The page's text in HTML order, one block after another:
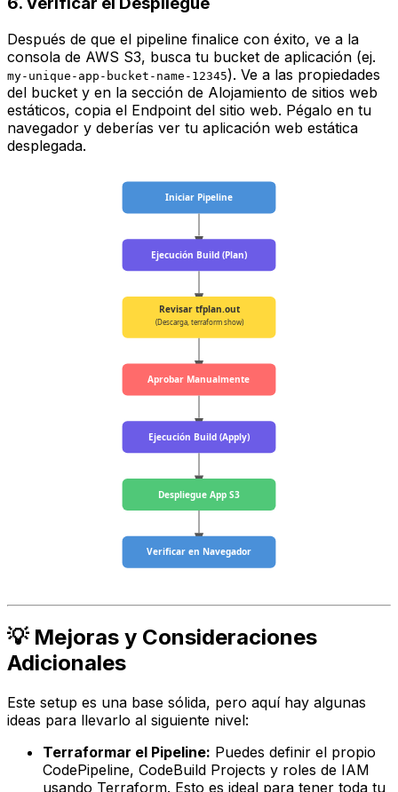
Después de que el pipeline finalice con éxito, ve a la
consola de AWS S3, busca tu bucket de aplicación (ej.
my-unique-app-bucket-name-12345). Ve a las propiedades
del bucket y en la sección de Alojamiento de sitios web
estáticos, copia el Endpoint del sitio web. Pégalo en tu
navegador y deberías ver tu aplicación web estática
desplegada.
Iniciar Pipeline
Ejecución Build (Plan)
Revisar tfplan.out
(Descarga, terraform show)
Aprobar Manualmente
Ejecución Build (Apply)
Despliegue App S3
Verificar en Navegador
💡 Mejoras y Consideraciones
Adicionales
Este setup es una base sólida, pero aquí hay algunas
ideas para llevarlo al siguiente nivel:
Terraformar el Pipeline: Puedes definir el propio
CodePipeline, CodeBuild Projects y roles de IAM
usando Terraform. Esto es ideal para tener toda tu